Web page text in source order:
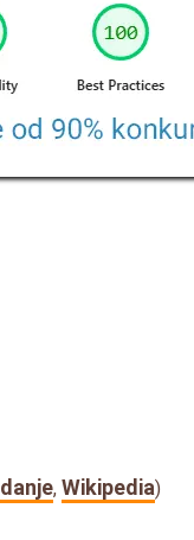
, Wikipedia)